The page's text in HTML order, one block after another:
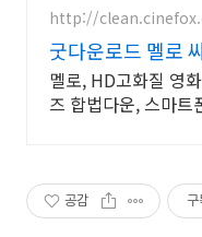
http://
굿다운로드 멜로
멜로, HD고화질 영
즈 합법다운, 스마트
공감 구